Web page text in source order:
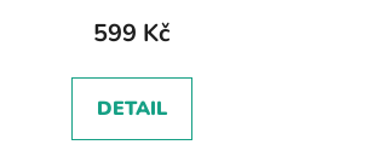
599 Kč
DETAIL